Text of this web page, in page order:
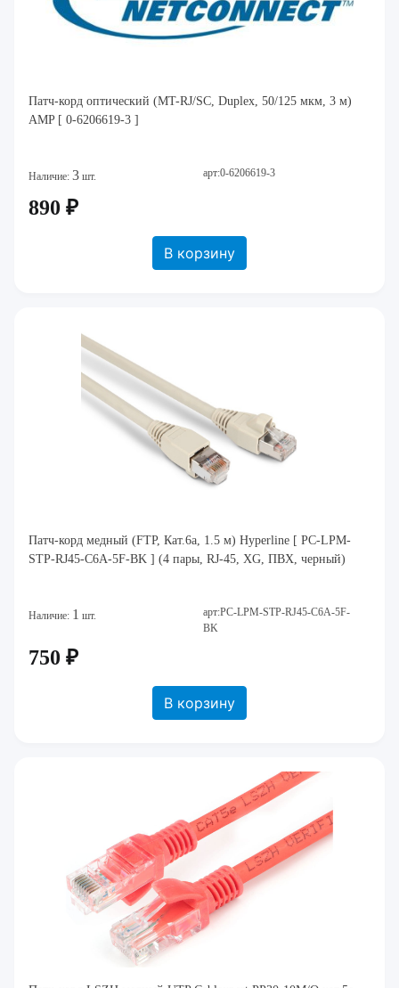
Патч-корд оптический (MT-RJ/SC, Duplex, 50/125 мкм, 3 м)
AMP [ 0-6206619-3 ]
Наличие: 3 шт. арт:0-6206619-3
890 ₽
В корзину
Патч-корд медный (FTP, Кат.6a, 1.5 м) Hyperline [ PC-LPM-
STP-RJ45-C6A-5F-BK ] (4 пары, RJ-45, XG, ПВХ, черный)
Наличие: 1 шт.
арт:PC-LPM-STP-RJ45-C6A-5F-
BK
750 ₽
В корзину